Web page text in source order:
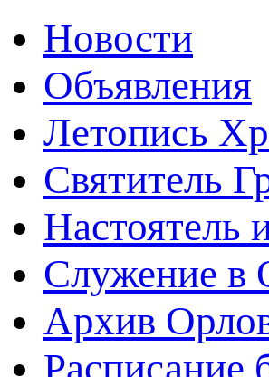
Новости
Объявления
Летопись
Святитель
Настоятель
Служение в
Архив
Расписание